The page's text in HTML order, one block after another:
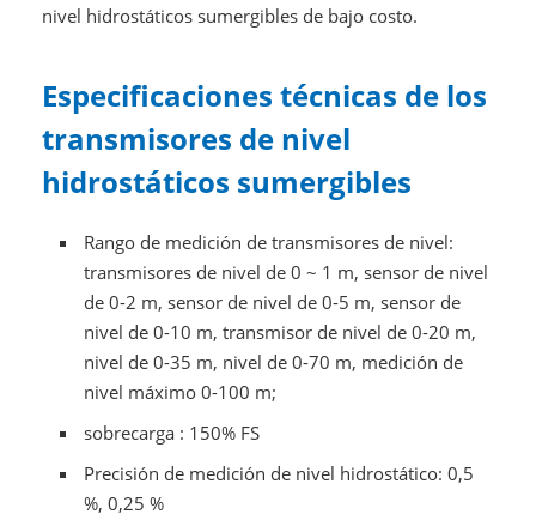
nivel hidrostáticos sumergibles de bajo costo.
Especificaciones técnicas de los
transmisores de nivel
hidrostáticos sumergibles
Rango de medición de transmisores de nivel:
transmisores de nivel de 0 ~ 1 m, sensor de nivel
de 0-2 m, sensor de nivel de 0-5 m, sensor de
nivel de 0-10 m, transmisor de nivel de 0-20 m,
nivel de 0-35 m, nivel de 0-70 m, medición de
nivel máximo 0-100 m;
sobrecarga : 150% FS
Precisión de medición de nivel hidrostático: 0,5
%, 0,25 %